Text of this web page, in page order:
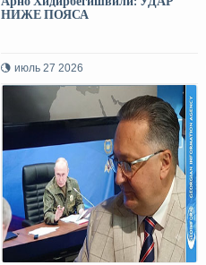
НИЖЕ ПОЯСА
июль 27 2026